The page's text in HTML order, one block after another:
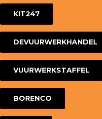
KIT247
DEVUURWERKHANDEL
VUURWERKSTAFFEL
BORENCO